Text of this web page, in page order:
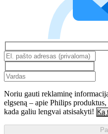
Noriu gauti reklaminę
elgseną – apie Philips
kada galiu lengvai atsisakyti! Ką